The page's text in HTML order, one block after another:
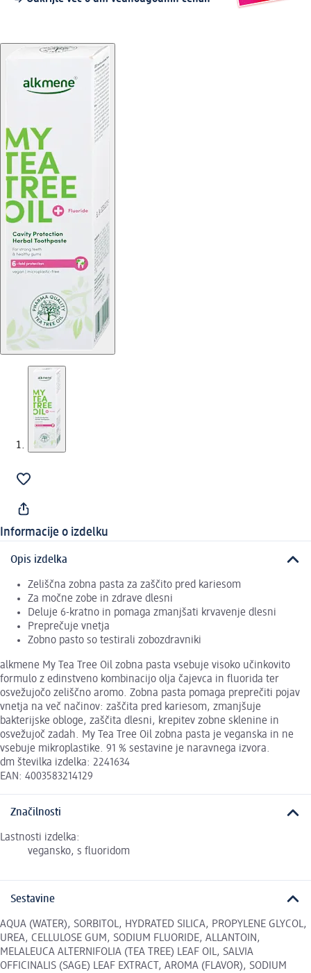
Informacije o izdelku
Opis izdelka
Zeliščna zobna pasta za zaščito pred kariesom
Za močne zobe in zdrave dlesni
Deluje 6-kratno in pomaga zmanjšati krvavenje dlesni
Preprečuje vnetja
Zobno pasto so testirali zobozdravniki
alkmene My Tea Tree Oil zobna pasta vsebuje visoko učinkovito
formulo z edinstveno kombinacijo olja čajevca in fluorida ter
osvežujočo zeliščno aromo. Zobna pasta pomaga preprečiti pojav
vnetja na več načinov: zaščita pred kariesom, zmanjšuje
bakterijske obloge, zaščita dlesni, krepitev zobne sklenine in
osvežujoč zadah. My Tea Tree Oil zobna pasta je veganska in ne
vsebuje mikroplastike. 91 % sestavine je naravnega izvora.
dm številka izdelka: 2241634
EAN: 4003583214129
Značilnosti
Lastnosti izdelka:
vegansko, s fluoridom
Sestavine
AQUA (WATER), SORBITOL, HYDRATED SILICA, PROPYLENE GLYCOL,
UREA, CELLULOSE GUM, SODIUM FLUORIDE, ALLANTOIN,
MELALEUCA ALTERNIFOLIA (TEA TREE) LEAF OIL, SALVIA
OFFICINALIS (SAGE) LEAF EXTRACT, AROMA (FLAVOR), SODIUM